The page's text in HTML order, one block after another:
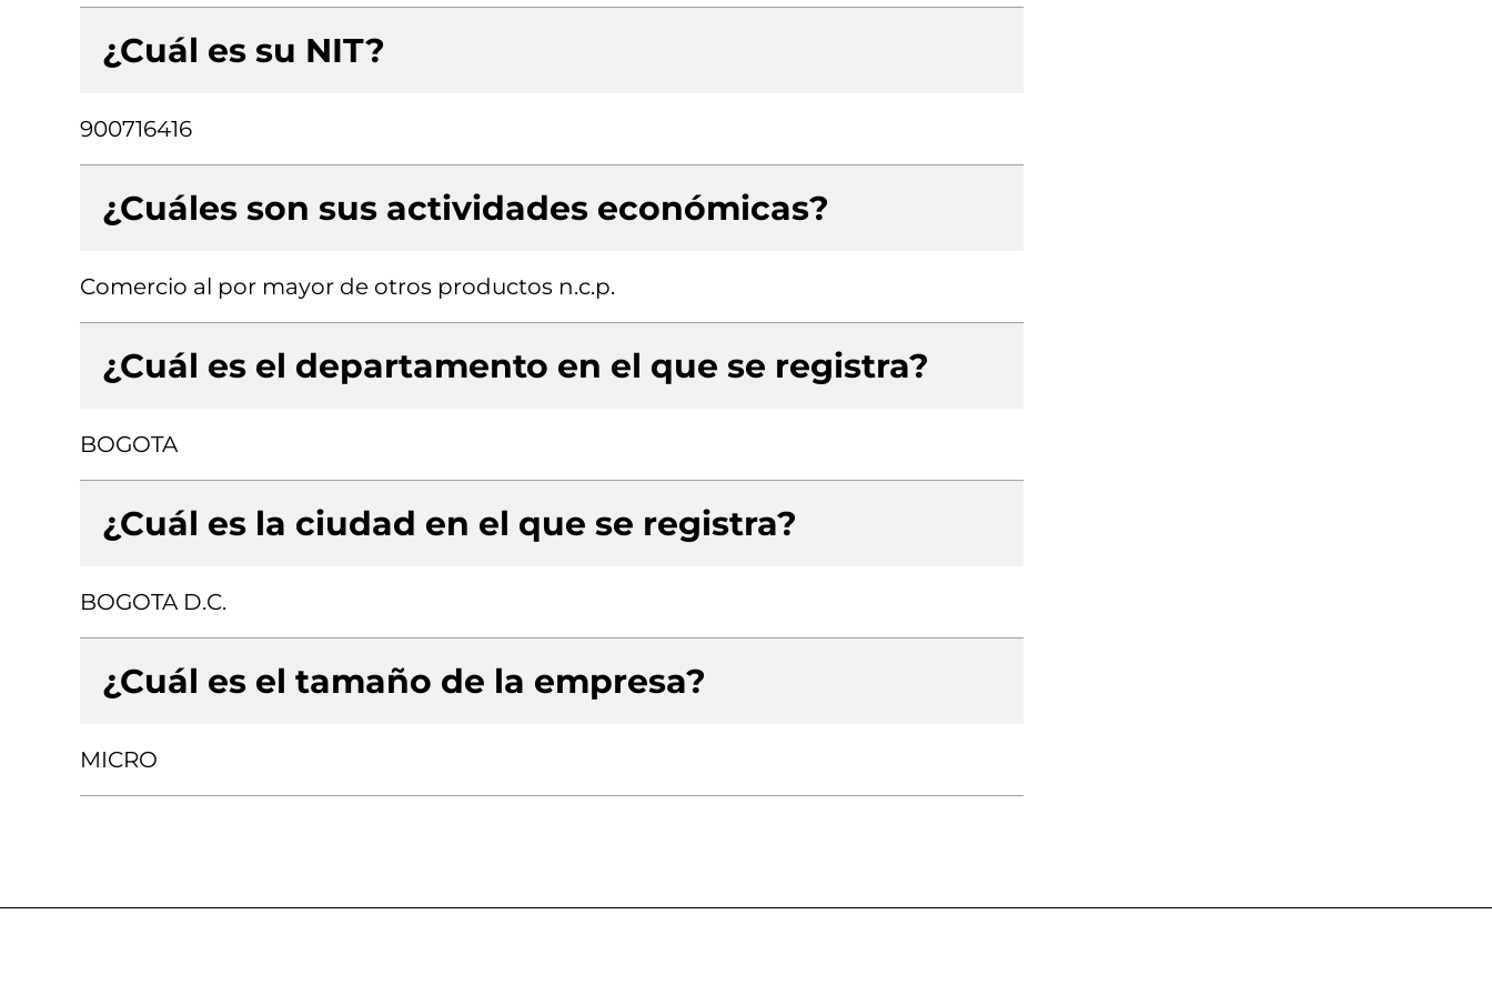
¿Cuál es su NIT?
900716416
¿Cuáles son sus actividades económicas?
Comercio al por mayor de otros productos n.c.p.
¿Cuál es el departamento en el que se registra?
BOGOTA
¿Cuál es la ciudad en el que se registra?
BOGOTA D.C.
¿Cuál es el tamaño de la empresa?
MICRO